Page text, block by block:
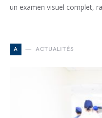
un examen visuel complet,
A ACTUALITÉS